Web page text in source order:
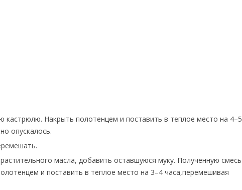
кастрюлю. Накрыть полотенцем и поставить в теплое место на 4–5
опускалось.
масла, добавить оставшуюся муку. Полученную смесь
и поставить в теплое место на 3–4 часа,перемешивая